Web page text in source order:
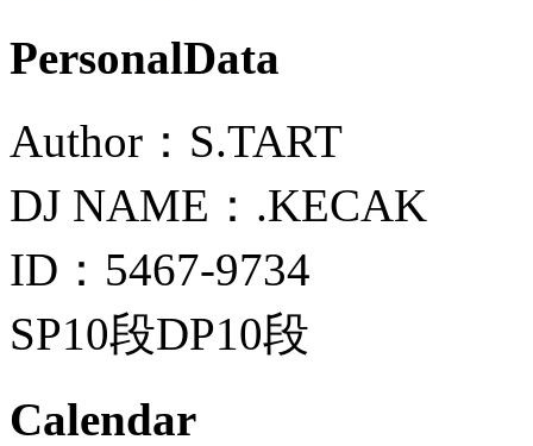
PersonalData
Author：S.TART
DJ NAME：.KECAK
ID：5467-9734
SP10段DP10段
Calendar